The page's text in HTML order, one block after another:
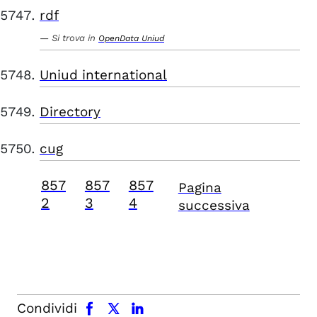
rdf
Si trova in OpenData Uniud
Uniud international
Directory
cug
857
2
857
3
857
4
Pagina
successiva
Condividi
facebook x.com linkedin